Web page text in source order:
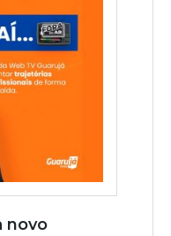
novo